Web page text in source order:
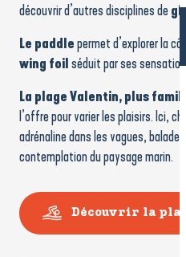
découvrir d’autres disciplines de
Le paddlepermet d’explorer la
wing foilséduit par ses
La plage Valentin, plus
l’offre pour varier les plaisirs. Ici,
adrénaline dans les vagues, balade
contemplation du paysage marin.
Découvrir la